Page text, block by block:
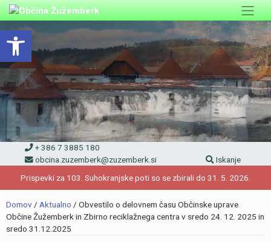
Open toolbar
Skip
content
+ 386 7 3885 180
obcina.zuzemberk@zuzemberk.si
Iskanje
Prispevki za 103. Suhokranjske poti so se zbirali do 31. 5. 2026.
Domov / Aktualno / Obvestilo o delovnem času Občinske uprave
Občine Žužemberk in Zbirno reciklažnega centra v sredo 24. 12. 2025 in
sredo 31.12.2025